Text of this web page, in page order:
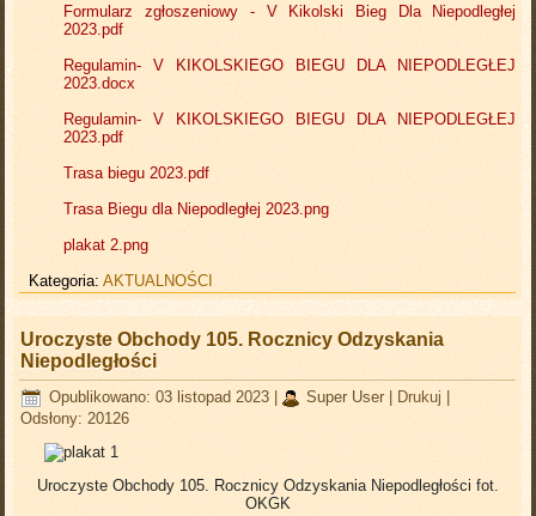
Formularz zgłoszeniowy - V Kikolski Bieg Dla Niepodległej
2023.pdf
Regulamin- V KIKOLSKIEGO BIEGU DLA NIEPODLEGŁEJ
2023.docx
Regulamin- V KIKOLSKIEGO BIEGU DLA NIEPODLEGŁEJ
2023.pdf
Trasa biegu 2023.pdf
Trasa Biegu dla Niepodległej 2023.png
plakat 2.png
Kategoria:AKTUALNOŚCI
Uroczyste Obchody 105. Rocznicy Odzyskania
Niepodległości
Opublikowano: 03 listopad 2023 Super User Drukuj
Odsłony: 20126
Uroczyste Obchody 105. Rocznicy Odzyskania Niepodległości fot.
OKGK